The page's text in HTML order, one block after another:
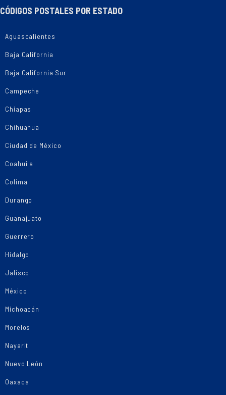
CÓDIGOS POSTALES POR ESTADO
Aguascalientes
Baja California
Baja California Sur
Campeche
Chiapas
Chihuahua
Ciudad de México
Coahuila
Colima
Durango
Guanajuato
Guerrero
Hidalgo
Jalisco
México
Michoacán
Morelos
Nayarit
Nuevo León
Oaxaca